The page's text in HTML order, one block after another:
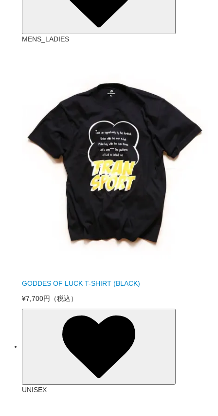
MENS_LADIES
GODDES OF LUCK T-SHIRT (BLACK)
¥7,700円
（税込）
UNISEX